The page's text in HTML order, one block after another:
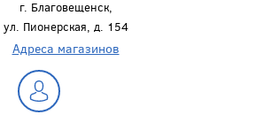
г. Благовещенск,
ул. Пионерская, д. 154
Адреса магазинов